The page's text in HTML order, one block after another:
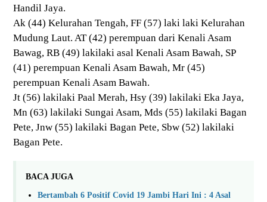
Handil Jaya.
Ak (44) Kelurahan Tengah, FF (57) laki laki Kelurahan
Mudung Laut. AT (42) perempuan dari Kenali Asam
Bawag, RB (49) lakilaki asal Kenali Asam Bawah, SP
(41) perempuan Kenali Asam Bawah, Mr (45)
perempuan Kenali Asam Bawah.
Jt (56) lakilaki Paal Merah, Hsy (39) lakilaki Eka Jaya,
Mn (63) lakilaki Sungai Asam, Mds (55) lakilaki Bagan
Pete, Jnw (55) lakilaki Bagan Pete, Sbw (52) lakilaki
Bagan Pete.
BACA JUGA
Bertambah 6 Positif Covid 19 Jambi Hari Ini : 4 Asal